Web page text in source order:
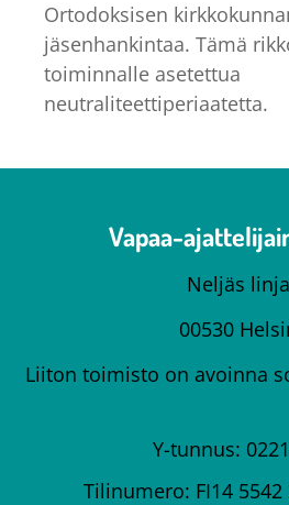
Ortodoksisen
jäsenhankintaa. Tämä
toiminnalle asetettua
neutraliteettiperiaatetta.
Vapaa-
Neljäs
00530
Liiton toimisto on avoinna
Y-tunnus:
Tilinumero: FI14 5542